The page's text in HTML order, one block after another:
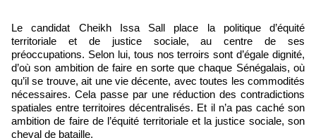
Le candidat Cheikh Issa Sall place la politique d’équité
territoriale et de justice sociale, au centre de ses
préoccupations. Selon lui, tous nos terroirs sont d’égale dignité,
d’où son ambition de faire en sorte que chaque Sénégalais, où
qu’il se trouve, ait une vie décente, avec toutes les commodités
nécessaires. Cela passe par une réduction des contradictions
spatiales entre territoires décentralisés. Et il n’a pas caché son
ambition de faire de l’équité territoriale et la justice sociale, son
cheval de bataille.